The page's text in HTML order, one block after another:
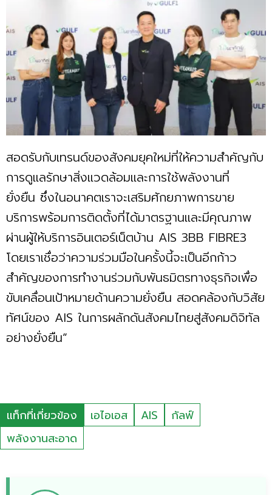
สอดรับกับเทรนด์ของสังคมยุคใหม่ที่ให้ความสำคัญกับ
การดูแลรักษาสิ่งแวดล้อมและการใช้พลังงานที่
ยั่งยืน ซึ่งในอนาคตเราจะเสริมศักยภาพการขาย
บริการพร้อมการติดตั้งที่ได้มาตรฐานและมีคุณภาพ
ผ่านผู้ให้บริการอินเตอร์เน็ตบ้าน AIS 3BB FIBRE3
โดยเราเชื่อว่าความร่วมมือในครั้งนี้จะเป็นอีกก้าว
สำคัญของการทำงานร่วมกับพันธมิตรทางธุรกิจเพื่อ
ขับเคลื่อนเป้าหมายด้านความยั่งยืน สอดคล้องกับวิสัย
ทัศน์ของ AIS ในการผลักดันสังคมไทยสู่สังคมดิจิทัล
อย่างยั่งยืน”
แท็กที่เกี่ยวข้อง เอไอเอส AIS
กัลฟ์
พลังงานสะอาด